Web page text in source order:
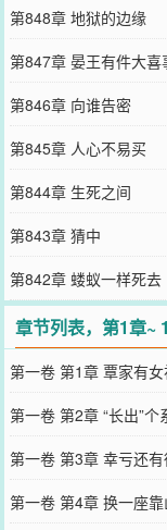
第848章 地狱的边缘
第847章 晏王有件大喜
第846章 向谁告密
第845章 人心不易买
第844章 生死之间
第843章 猜中
第842章 蝼蚁一样死去
章节列表，第1章~
第一卷 第1章 覃家有
第一卷 第2章 “长出”个
第一卷 第3章 幸亏还
第一卷 第4章 换一座靠